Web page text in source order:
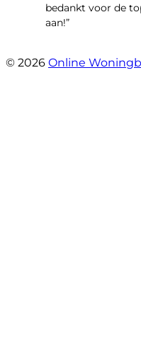
bedankt voor de
aan!”
© 2026 Online